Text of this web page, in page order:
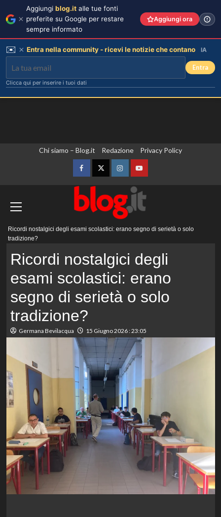
Chi siamo – Blog.it Redazione Privacy Policy
FacebookTwitterInstagramYouTube
principale
Ricordi nostalgici degli esami scolastici: erano segno di serietà o solo
tradizione?
Ricordi nostalgici degli
esami scolastici: erano
segno di serietà o solo
tradizione?
Germana Bevilacqua 15 Giugno 2026 : 23:05
Aggiungi blog.it alle tue fonti
preferite su Google per restare
sempre informato
Aggiungi ora
✉️ Entra nella community - ricevi le notizie che contano IA
Entra
Clicca qui per inserire i tuoi dati